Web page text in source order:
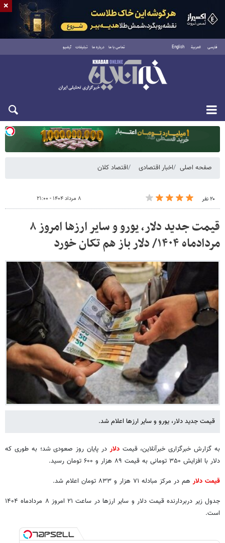
فارسی العربية English تماس با ما درباره ما تبلیغات آرشیو
یکشنبه ۱۸ مرداد ۱۴۰۵
صفحه اصلی اخبار اقتصادی اقتصاد کلان
۲۰ نفر ۸ مرداد ۱۴۰۴ - ۲۱:۰۰
قیمت جدید دلار، یورو و سایر ارزها امروز ۸
مردادماه ۱۴۰۴/ دلار باز هم تکان خورد
قیمت جدید دلار، یورو و سایر ارزها اعلام شد.
به گزارش خبرگزاری خبرآنلاین، قیمت‌دلاردر پایان روز صعودی شد؛ به طوری که
دلار با افزایش ۳۵۰ تومانی به قیمت ۸۹ هزار و ۶۰۰ تومان رسید.
قیمت دلار هم در مرکز مبادله ۷۱ هزار و ۸۳۳ تومان اعلام شد.
جدول زیر دربردارنده قیمت دلار و سایر ارزها در ساعت ۲۱ امروز ۸ مردادماه ۱۴۰۴
است.
×